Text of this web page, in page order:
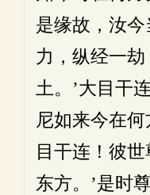
是缘故，汝
力，纵经一
土。’大目干
尼如来今在何
目干连！彼
东方。’是时